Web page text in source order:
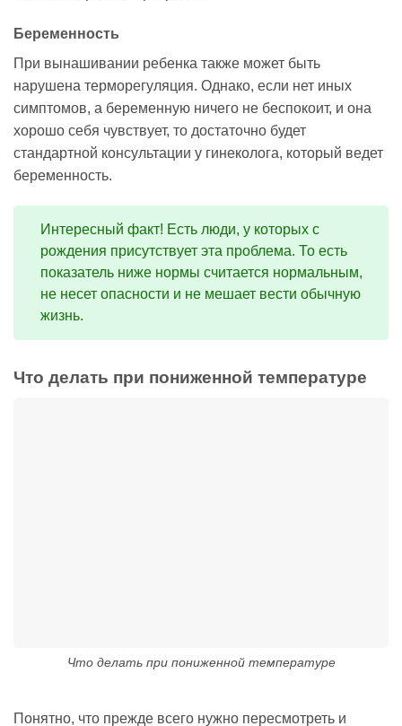
Беременность
При вынашивании ребенка также может быть
нарушена терморегуляция. Однако, если нет иных
симптомов, а беременную ничего не беспокоит, и она
хорошо себя чувствует, то достаточно будет
стандартной консультации у гинеколога, который ведет
беременность.
Интересный факт! Есть люди, у которых с
рождения присутствует эта проблема. То есть
показатель ниже нормы считается нормальным,
не несет опасности и не мешает вести обычную
жизнь.
Что делать при пониженной температуре
Что делать при пониженной температуре
Понятно, что прежде всего нужно пересмотреть и